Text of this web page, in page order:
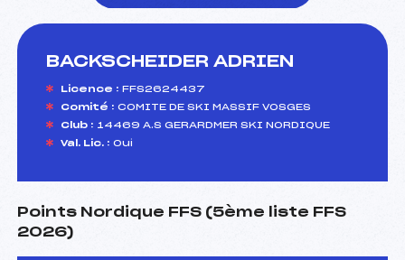
BACKSCHEIDER ADRIEN
Licence : FFS2624437
Comité : COMITE DE SKI MASSIF VOSGES
Club : 14469 A.S GERARDMER SKI NORDIQUE
Val. Lic. : Oui
Points Nordique FFS (5ème liste FFS
2026)